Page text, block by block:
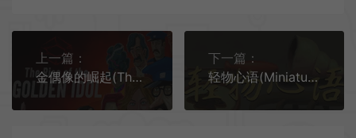
上一篇：
金偶像的崛起(The Rise of the Golden Idol)侦探解谜游戏|下载
下一篇：
轻物心语(Miniatures)短篇故事合集游戏|下载